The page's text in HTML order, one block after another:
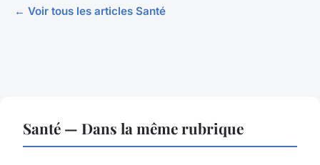
← Voir tous les articles Santé
Santé — Dans la même rubrique